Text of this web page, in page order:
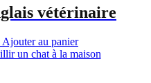
vétérinaire
Ajouter au panier